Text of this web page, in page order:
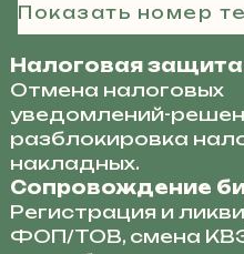
Налоговая
Отмена налоговых
уведомлений-
разблокировка
накладных.
Сопровождение
Регистрация и
ФОП/ТОВ, смена